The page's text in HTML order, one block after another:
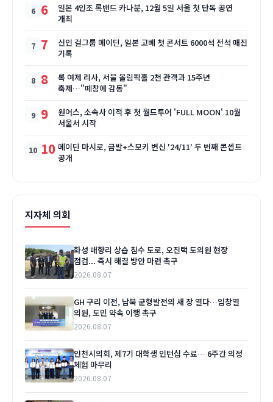
6
일본 4인조 록밴드 카나분, 12월 5일 서울 첫 단독 공연
개최
7
신인 걸그룹 메이딘, 일본 고베 첫 콘서트 6000석 전석 매진
기록
8
록 여제 리사, 서울 올림픽홀 2천 관객과 15주년
축제…"떼창에 감동"
9
원어스, 소속사 이적 후 첫 월드투어 'FULL MOON' 10월
서울서 시작
10 메이딘 마시로, 금발+스모키 변신 '24/11' 두 번째 콘셉트
공개
지자체 의회
화성 매향리 상습 침수 도로, 오진택 도의원 현장
점검... 즉시 해결 방안 마련 촉구
2026.08.07
GH 구리 이전, 남북 균형발전의 새 장 열다…임창열
의원, 도민 약속 이행 촉구
2026.08.07
인천시의회, 제7기 대학생 인턴십 수료… 6주간 의정
체험 마무리
2026.08.07